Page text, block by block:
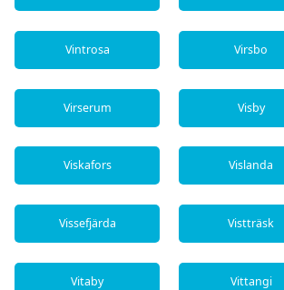
Vintrosa Virsbo
Virserum Visby
Viskafors Vislanda
Vissefjärda Vistträsk
Vitaby Vittangi